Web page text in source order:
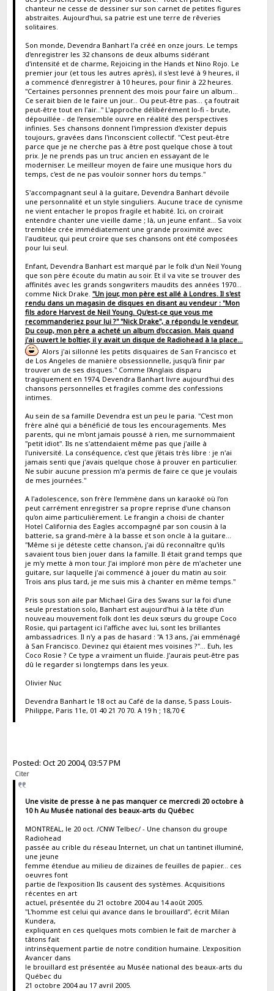
chanteur ne cesse de dessiner sur son carnet de petites figures
abstraites. Aujourd'hui, sa patrie est une terre de rêveries
solitaires.
Son monde, Devendra Banhart l'a créé en onze jours. Le temps
d'enregistrer les 32 chansons de deux albums sidérant
d'intensité et de charme, Rejoicing in the Hands et Nino Rojo. Le
premier jour (et tous les autres après), il s'est levé à 9 heures, il
a commencé d'enregistrer à 10 heures, pour finir à 22 heures.
"Certaines personnes prennent des mois pour faire un album...
Ce serait bien de le faire un jour... Ou peut-être pas... ça foutrait
peut-être tout en l'air..." L'approche délibérément lo-fi - brute,
dépouillée - de l'ensemble ouvre en réalité des perspectives
infinies. Ses chansons donnent l'impression d'exister depuis
toujours, gravées dans l'inconscient collectif. "C'est peut-être
parce que je ne cherche pas à être post quelque chose à tout
prix. Je ne prends pas un truc ancien en essayant de le
moderniser. Le meilleur moyen de faire une musique hors du
temps, c'est de ne pas vouloir sonner hors du temps."
S'accompagnant seul à la guitare, Devendra Banhart dévoile
une personnalité et un style singuliers. Aucune trace de cynisme
ne vient entacher le propos fragile et habité. Ici, on croirait
entendre chanter une vieille dame ; là, un jeune enfant... Sa voix
tremblée crée immédiatement une grande proximité avec
l'auditeur, qui peut croire que ses chansons ont été composées
pour lui seul.
Enfant, Devendra Banhart est marqué par le folk d'un Neil Young
que son père écoute du matin au soir. Et il va vite se trouver des
affinités avec les grands songwriters maudits des années 1970...
comme Nick Drake. "Un jour, mon père est allé à Londres. Il s'est
rendu dans un magasin de disques en disant au vendeur : ''Mon
fils adore Harvest de Neil Young. Qu'est-ce que vous me
recommanderiez pour lui ?'' ''Nick Drake'', a répondu le vendeur.
Du coup, mon père a acheté un album d'occasion. Mais quand
j'ai ouvert le boîtier, il y avait un disque de Radiohead à la place...
Alors j'ai sillonné les petits disquaires de San Francisco et
de Los Angeles de manière obsessionnelle, jusqu'à finir par
trouver un de ses disques." Comme l'Anglais disparu
tragiquement en 1974, Devendra Banhart livre aujourd'hui des
chansons personnelles et fragiles comme des confessions
intimes.
Au sein de sa famille Devendra est un peu le paria. "C'est mon
frère aîné qui a bénéficié de tous les encouragements. Mes
parents, qui ne m'ont jamais poussé à rien, me surnommaient
''petit idiot''. Ils ne s'attendaient même pas que j'aille à
l'université. La conséquence, c'est que j'étais très libre : je n'ai
jamais senti que j'avais quelque chose à prouver en particulier.
Ne subir aucune pression m'a permis de faire ce que je voulais
de mes journées."
A l'adolescence, son frère l'emmène dans un karaoké où l'on
peut carrément enregistrer sa propre reprise d'une chanson
qu'on aime particulièrement. Le frangin a choisi de chanter
Hotel California des Eagles accompagné par son cousin à la
batterie, sa grand-mère à la basse et son oncle à la guitare...
"Même si je déteste cette chanson, j'ai dû reconnaître qu'ils
savaient tous bien jouer dans la famille. Il était grand temps que
je m'y mette à mon tour. J'ai imploré mon père de m'acheter une
guitare, sur laquelle j'ai commencé à jouer du matin au soir.
Trois ans plus tard, je me suis mis à chanter en même temps."
Pris sous son aile par Michael Gira des Swans sur la foi d'une
seule prestation solo, Banhart est aujourd'hui à la tête d'un
nouveau mouvement folk dont les deux sœurs du groupe Coco
Rosie, qui partagent ici l'affiche avec lui, sont les brillantes
ambassadrices. Il n'y a pas de hasard : "A 13 ans, j'ai emménagé
à San Francisco. Devinez qui étaient mes voisines ?"... Euh, les
Coco Rosie ? Ce type a vraiment un fluide. J'aurais peut-être pas
dû le regarder si longtemps dans les yeux.
Olivier Nuc
Devendra Banhart le 18 oct au Café de la danse, 5 pass Louis-
Philippe, Paris 11e, 01 40 21 70 70. A 19 h ; 18,70 €
Posted: Oct 20 2004, 03:57 PM
Citer
Une visite de presse à ne pas manquer ce mercredi 20 octobre à
10 h Au Musée national des beaux-arts du Québec
MONTREAL, le 20 oct. /CNW Telbec/ - Une chanson du groupe
Radiohead
passée au crible du réseau Internet, un chat un tantinet illuminé,
une jeune
femme étendue au milieu de dizaines de feuilles de papier... ces
oeuvres font
partie de l'exposition Ils causent des systèmes. Acquisitions
récentes en art
actuel, présentée du 21 octobre 2004 au 14 août 2005.
"L'homme est celui qui avance dans le brouillard", écrit Milan
Kundera,
expliquant en ces quelques mots combien le fait de marcher à
tâtons fait
intrinsèquement partie de notre condition humaine. L'exposition
Avancer dans
le brouillard est présentée au Musée national des beaux-arts du
Québec du
21 octobre 2004 au 17 avril 2005.